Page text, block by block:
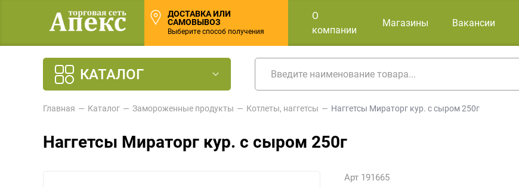
ДОСТАВКА ИЛИ
САМОВЫВОЗ
Выберите способ получения
О
компании
Магазины Вакансии
КАТАЛОГ
Главная Каталог Замороженные продукты Котлеты, наггетсы Наггетсы Мираторг кур. с сыром 250г
Наггетсы Мираторг кур. с сыром 250г
Арт 191665